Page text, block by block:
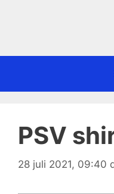
PSV
28 juli 2021, 09:40